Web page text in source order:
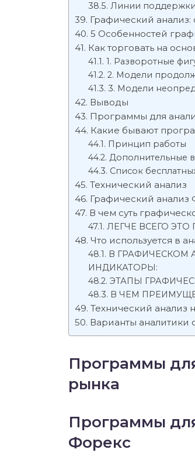
Линии
Графический анализ:
5 Особенностей
Как торговать на
1. Разворотные
2. Модели
3. Модели
Выводы
Программы для
Какие бывают
Принцип работы
Дополнительные
Список
Технический анализ
Графический анализ
В чем суть
ЛЕГЧЕ ВСЕГО
Что используется в
В ГРАФИЧЕСКОМ
ИНДИКАТОРЫ:
ЭТАПЫ
В ЧЕМ
Технический анализ
Варианты аналитики
Программы
рынка
Программы
Форекс